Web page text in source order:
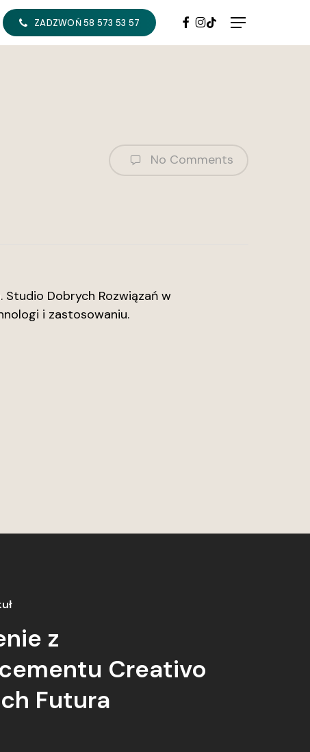
ZADZWOŃ 58 573 53 57 Menu
FACEBOOK
INSTAGRAM
TIKTOK
No Comments
Dobrych Rozwiązań w
i zastosowaniu.
z
Creativo
Futura